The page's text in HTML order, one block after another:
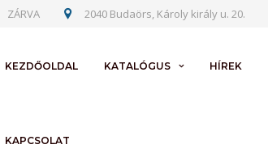
2040 Budaörs, Károly király u. 20.
ZÁRVA
KEZDŐOLDAL KATALÓGUS HÍREK
KAPCSOLAT